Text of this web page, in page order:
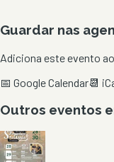
Guardar nas
Adiciona este evento
📅 Google Calendar📆
Outros eventos